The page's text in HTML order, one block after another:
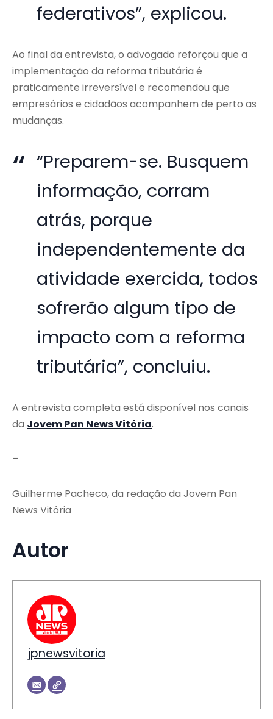
federativos”, explicou.
Ao final da entrevista, o advogado reforçou que a
implementação da reforma tributária é
praticamente irreversível e recomendou que
empresários e cidadãos acompanhem de perto as
mudanças.
“Preparem-se. Busquem
informação, corram
atrás, porque
independentemente da
atividade exercida, todos
sofrerão algum tipo de
impacto com a reforma
tributária”, concluiu.
A entrevista completa está disponível nos canais
da Jovem Pan News Vitória.
–
Guilherme Pacheco, da redação da Jovem Pan
News Vitória
Autor
jpnewsvitoria